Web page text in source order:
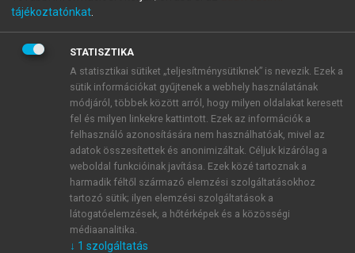
BELÉPÉS SAJÁT FIÓKKAL
ÚJ FIÓK LÉTREHOZÁSA
1 óra díjmentes hozzáférés
E-MAIL-CÍM
tájékoztatónkat
STATISZTIKA
A statisztikai sütiket „teljesítménysütiknek” is nevezik. Ezek a
sütik információkat gyűjtenek a webhely használatának
módjáról, többek között arról, hogy milyen oldalakat keresett
fel és milyen linkekre kattintott. Ezek az információk a
felhasználó azonosítására nem használhatóak, mivel az
adatok összesítettek és anonimizáltak. Céljuk kizárólag a
weboldal funkcióinak javítása. Ezek közé tartoznak a
harmadik féltől származó elemzési szolgáltatásokhoz
tartozó sütik; ilyen elemzési szolgáltatások a
látogatóelemzések, a hőtérképek és a közösségi
médiaanalitika.
↓ 1 szolgáltatás